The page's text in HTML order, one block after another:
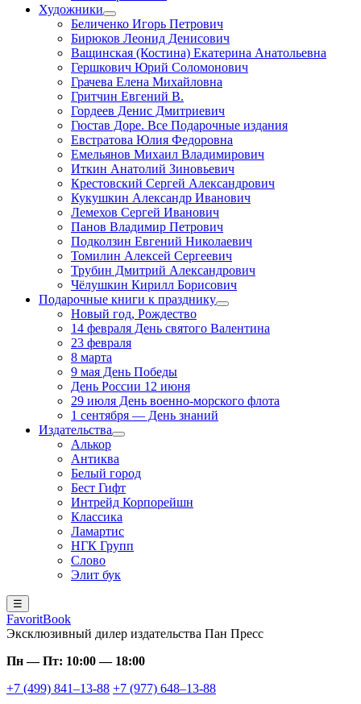
Художники
Беличенко Игорь Петрович
Бирюков Леонид Денисович
Ващинская (Костина) Екатерина Анатольевна
Гершкович Юрий Соломонович
Грачева Елена Михайловна
Гритчин Евгений В.
Гордеев Денис Дмитриевич
Гюстав Доре. Все Подарочные издания
Евстратова Юлия Федоровна
Емельянов Михаил Владимирович
Иткин Анатолий Зиновьевич
Крестовский Сергей Александрович
Кукушкин Александр Иванович
Лемехов Сергей Иванович
Панов Владимир Петрович
Подколзин Евгений Николаевич
Томилин Алексей Сергеевич
Трубин Дмитрий Александрович
Чёлушкин Кирилл Борисович
Подарочные книги к празднику
Новый год, Рождество
14 февраля День святого Валентина
23 февраля
8 марта
9 мая День Победы
День России 12 июня
29 июля День военно-морского флота
1 сентября — День знаний
Издательства
Алькор
Антиква
Белый город
Бест Гифт
Интрейд Корпорейшн
Классика
Ламартис
НГК Групп
Слово
Элит бук
☰
FavoritBook
Эксклюзивный дилер издательства Пан Пресс
Пн — Пт: 10:00 — 18:00
+7 (499) 841–13-88 +7 (977) 648–13-88